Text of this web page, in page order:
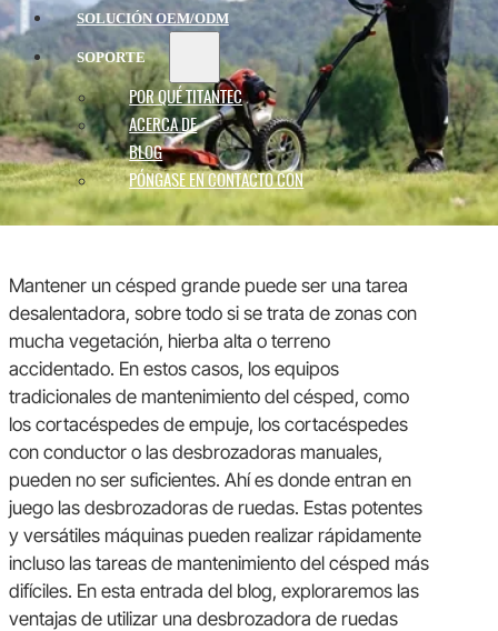
SOLUCIÓN OEM/ODM
SOPORTE
POR QUÉ TITANTEC
ACERCA DE
BLOG
PÓNGASE EN CONTACTO CON
Mantener un césped grande puede ser una tarea
desalentadora, sobre todo si se trata de zonas con
mucha vegetación, hierba alta o terreno
accidentado. En estos casos, los equipos
tradicionales de mantenimiento del césped, como
los cortacéspedes de empuje, los cortacéspedes
con conductor o las desbrozadoras manuales,
pueden no ser suficientes. Ahí es donde entran en
juego las desbrozadoras de ruedas. Estas potentes
y versátiles máquinas pueden realizar rápidamente
incluso las tareas de mantenimiento del césped más
difíciles. En esta entrada del blog, exploraremos las
ventajas de utilizar una desbrozadora de ruedas